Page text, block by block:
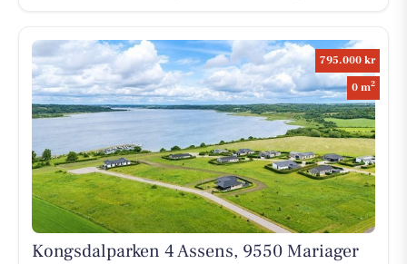
795.000 kr
0 m2
Kongsdalparken 4 Assens, 9550 Mariager